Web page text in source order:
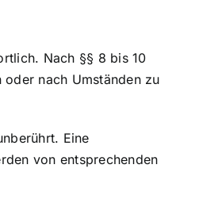
Nach §§ 8 bis 10
nach Umständen zu
Eine
von entsprechenden